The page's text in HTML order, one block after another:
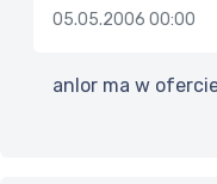
05.05.2006 00:00
anlor ma w